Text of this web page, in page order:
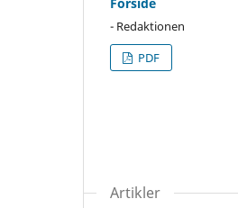
Forside
- Redaktionen
PDF
Artikler